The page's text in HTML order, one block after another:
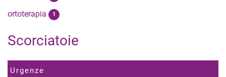
ortoterapia 1
Scorciatoie
Urgenze